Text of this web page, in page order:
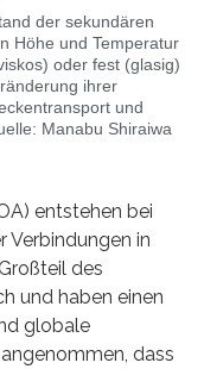
der sekundären
Höhe und Temperatur
oder fest (glasig)
ihrer
und
Manabu Shiraiwa
entstehen bei
Verbindungen in
des
und haben einen
globale
dass